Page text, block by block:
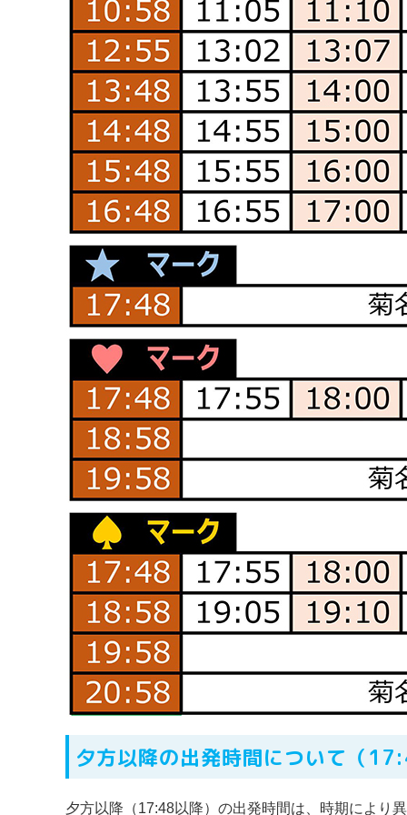
⼣⽅以降の出発時間について（
夕方以降（17:48以降）の出発時間は、時期により